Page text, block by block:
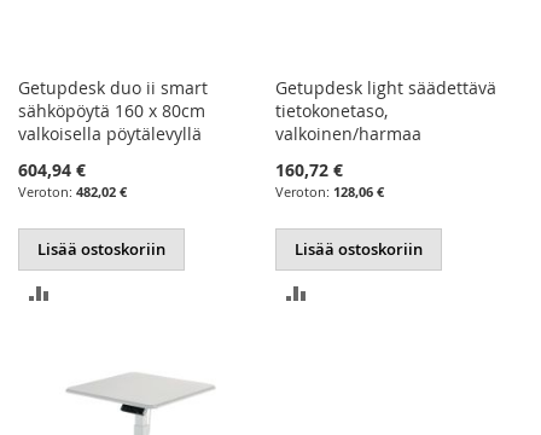
Getupdesk duo ii smart
sähköpöytä 160 x 80cm
valkoisella pöytälevyllä
604,94 €
482,02 €
Lisää ostoskoriin
Getupdesk light säädettävä
tietokonetaso,
valkoinen/harmaa
160,72 €
128,06 €
Lisää ostoskoriin